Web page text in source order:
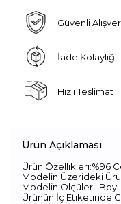
Güvenli
İade Kolaylığı
Hızlı Teslimat
Ürün Açıklaması
Ürün Özellikleri:%96
Modelin Üzerideki
Modelin Ölçüleri: Boy :
Ürünün İç Etiketinde